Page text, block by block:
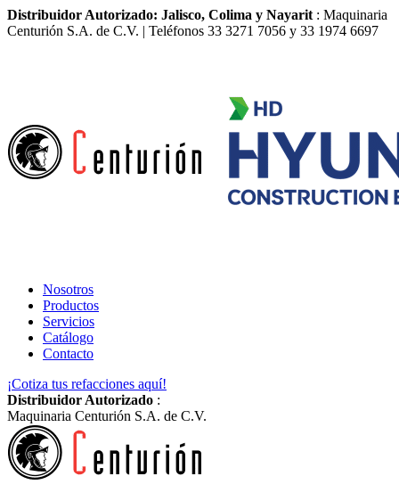
Distribuidor Autorizado: Jalisco, Colima y Nayarit : Maquinaria
Centurión S.A. de C.V. | Teléfonos 33 3271 7056 y 33 1974 6697
Nosotros
Productos
Servicios
Catálogo
Contacto
¡Cotiza tus refacciones aquí!
Distribuidor Autorizado :
Maquinaria Centurión S.A. de C.V.